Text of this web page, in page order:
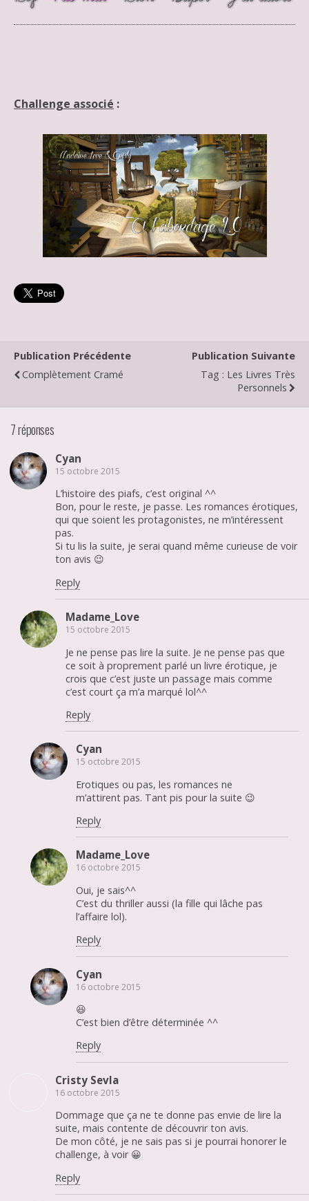
Challenge associé :
Publication Précédente
Complètement Cramé
Publication Suivante
Tag : Les Livres Très
Personnels
7 réponses
Cyan
15 octobre 2015
L’histoire des piafs, c’est original ^^
Bon, pour le reste, je passe. Les romances érotiques,
qui que soient les protagonistes, ne m’intéressent
pas.
Si tu lis la suite, je serai quand même curieuse de voir
ton avis 😉
Reply
Madame_Love
15 octobre 2015
Je ne pense pas lire la suite. Je ne pense pas que
ce soit à proprement parlé un livre érotique, je
crois que c’est juste un passage mais comme
c’est court ça m’a marqué lol^^
Reply
Cyan
15 octobre 2015
Erotiques ou pas, les romances ne
m’attirent pas. Tant pis pour la suite 😉
Reply
Madame_Love
16 octobre 2015
Oui, je sais^^
C’est du thriller aussi (la fille qui lâche pas
l’affaire lol).
Reply
Cyan
16 octobre 2015
😆
C’est bien d’être déterminée ^^
Reply
Cristy Sevla
16 octobre 2015
Dommage que ça ne te donne pas envie de lire la
suite, mais contente de découvrir ton avis.
De mon côté, je ne sais pas si je pourrai honorer le
challenge, à voir 😀
Reply